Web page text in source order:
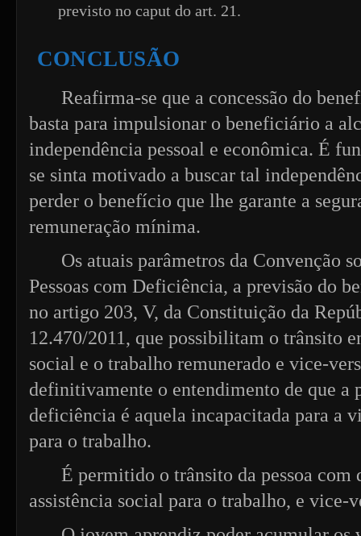
previsto no caput do art. 21.
CONCLUSÃO
Reafirma-se que a concessão do
basta para impulsionar o beneficiário a
independência pessoal e econômica. É
se sinta motivado a buscar tal
perder o benefício que lhe garante a
remuneração mínima.
Os atuais parâmetros da Convenção
Pessoas com Deficiência, a previsão do
no artigo 203, V, da Constituição da
12.470/2011, que possibilitam o trânsito
social e o trabalho remunerado e vice-
definitivamente o entendimento de que a
deficiência é aquela incapacitada para a
para o trabalho.
É permitido o trânsito da pessoa com
assistência social para o trabalho, e vice-